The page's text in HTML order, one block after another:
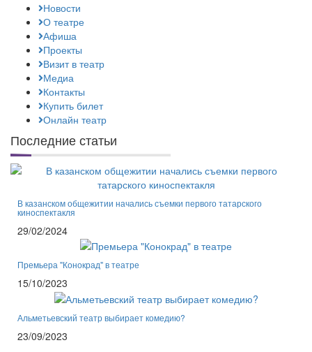
Новости
О театре
Афиша
Проекты
Визит в театр
Медиа
Контакты
Купить билет
Онлайн театр
Последние статьи
В казанском общежитии начались съемки первого татарского
киноспектакля
29/02/2024
Премьера "Конокрад" в театре
15/10/2023
Альметьевский театр выбирает комедию?
23/09/2023